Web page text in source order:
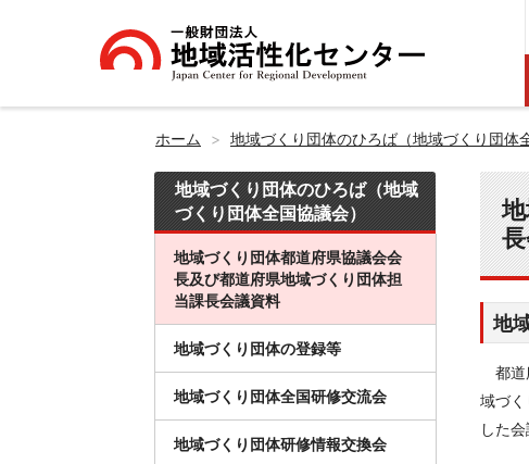
ホーム 地域づくり団体のひろば（地域づくり団体
地
都道
域づ
した
地域づくり団体のひろば（地域
づくり団体全国協議会）
地域づくり団体都道府県協議会会
長及び都道府県地域づくり団体担
当課長会議資料
地域づくり団体の登録等
地域づくり団体全国研修交流会
地域づくり団体研修情報交換会